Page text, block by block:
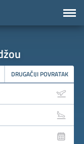
DRUGAČIJI POVRATAK